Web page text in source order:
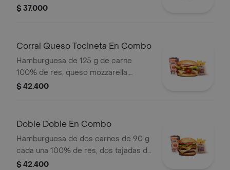
rodajas, cebolla en rodajas, lechuga y
$ 37.000
Corral Queso Tocineta En Combo
Hamburguesa de 125 g de carne
100% de res, queso mozzarella,
tocineta, tomate en rodajas, cebolla
bebida
$ 42.400
Doble Doble En Combo
Hamburguesa de dos carnes de 90 g
cada una 100% de res, dos tajadas de
queso tipo mozzarella, cebolla grillé,
$ 42.400